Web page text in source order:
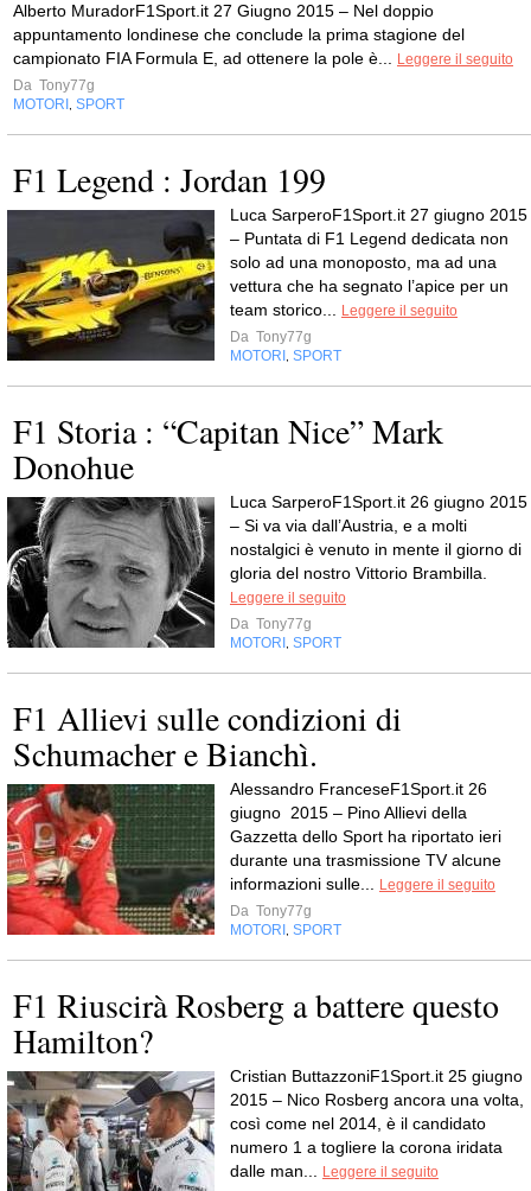
Alberto MuradorF1Sport.it 27 Giugno 2015 – Nel doppio
appuntamento londinese che conclude la prima stagione del
campionato FIA Formula E, ad ottenere la pole è... Leggere il seguito
Da Tony77g
MOTORI , SPORT
F1 Legend : Jordan 199
Luca SarperoF1Sport.it 27 giugno 2015
– Puntata di F1 Legend dedicata non
solo ad una monoposto, ma ad una
vettura che ha segnato l’apice per un
team storico... Leggere il seguito
Da Tony77g
MOTORI , SPORT
F1 Storia : “Capitan Nice” Mark
Donohue
Luca SarperoF1Sport.it 26 giugno 2015
– Si va via dall’Austria, e a molti
nostalgici è venuto in mente il giorno di
gloria del nostro Vittorio Brambilla.
Leggere il seguito
Da Tony77g
MOTORI , SPORT
F1 Allievi sulle condizioni di
Schumacher e Bianchì.
Alessandro FranceseF1Sport.it 26
giugno 2015 – Pino Allievi della
Gazzetta dello Sport ha riportato ieri
durante una trasmissione TV alcune
informazioni sulle... Leggere il seguito
Da Tony77g
MOTORI , SPORT
F1 Riuscirà Rosberg a battere questo
Hamilton?
Cristian ButtazzoniF1Sport.it 25 giugno
2015 – Nico Rosberg ancora una volta,
così come nel 2014, è il candidato
numero 1 a togliere la corona iridata
dalle man... Leggere il seguito